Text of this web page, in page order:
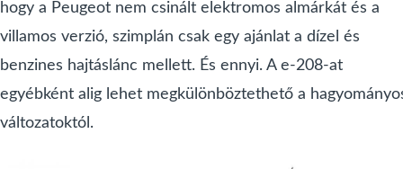
hogy a Peugeot nem csinált elektromos almárkát és a
villamos verzió, szimplán csak egy ajánlat a dízel és
benzines hajtáslánc mellett. És ennyi. A e-208-at
egyébként alig lehet megkülönböztethető a
változatoktól.